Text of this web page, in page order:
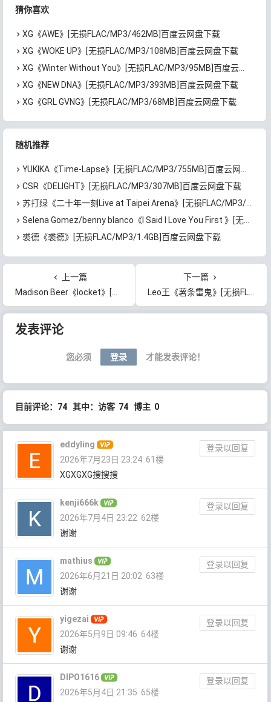
猜你喜欢
XG《AWE》[无损FLAC/MP3/462MB]百度云网盘下载
XG《WOKE UP》[无损FLAC/MP3/108MB]百度云网盘下载
XG《Winter Without You》[无损FLAC/MP3/95MB]百度云网盘下载
XG《NEW DNA》[无损FLAC/MP3/393MB]百度云网盘下载
XG《GRL GVNG》[无损FLAC/MP3/68MB]百度云网盘下载
随机推荐
YUKIKA《Time-Lapse》[无损FLAC/MP3/755MB]百度云网盘下载
CSR《DELIGHT》[无损FLAC/MP3/307MB]百度云网盘下载
苏打绿《二十年一刻Live at Taipei Arena》[无损FLAC/MP3/1.64GB]百度云网盘下载
Selena Gomez/benny blanco《I Said I Love You First 》[无损FLAC/MP3/488MB]百度云网盘下载
裘德《裘德》[无损FLAC/MP3/1.4GB]百度云网盘下载
上一篇
Madison Beer《locket》[无损FLAC/MP3/516MB]百度云网盘下载
下一篇
Leo王《薯条雷鬼》[无损FLAC/MP3/370MB]百度云网盘下载
文章导航
发表评论
您必须 登录 才能发表评论！
目前评论：74 其中：访客 74 博主 0
eddyling
登录以回复
2026年7月23日 23:24 61楼
XGXGXG搜搜搜
kenji666k
登录以回复
2026年7月4日 23:22 62楼
谢谢
mathius
登录以回复
2026年6月21日 20:02 63楼
谢谢
yigezai
登录以回复
2026年5月9日 09:46 64楼
谢谢
DIPO1616
登录以回复
2026年5月4日 21:35 65楼